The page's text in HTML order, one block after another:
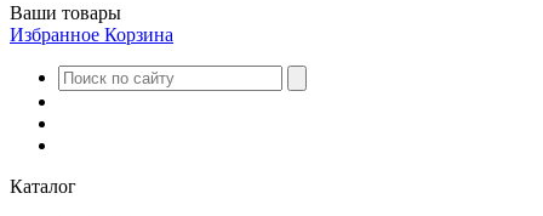
Ваши товары
Избранное Корзина
Каталог